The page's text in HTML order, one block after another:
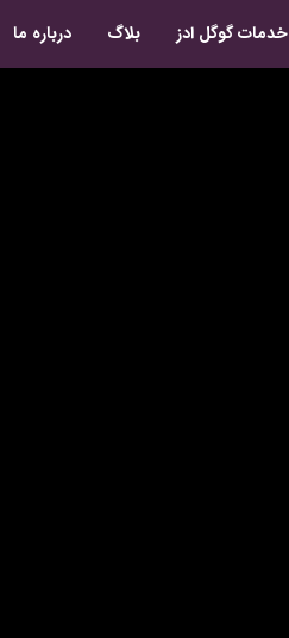
خدمات گوگل ادز بلاگ درباره ما